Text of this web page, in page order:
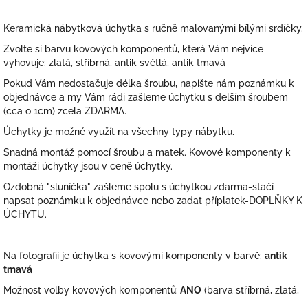
Keramická nábytková úchytka s ručně malovanými bílými srdíčky.
Zvolte si barvu kovových komponentů, která Vám nejvíce
vyhovuje: zlatá, stříbrná, antik světlá, antik tmavá
Pokud Vám nedostačuje délka šroubu, napište nám poznámku k
objednávce a my Vám rádi zašleme úchytku s delším šroubem
(cca o 1cm) zcela ZDARMA.
Úchytky je možné využít na všechny typy nábytku.
Snadná montáž pomocí šroubu a matek. Kovové komponenty k
montáži úchytky jsou v ceně úchytky.
Ozdobná "sluníčka" zašleme spolu s úchytkou zdarma-stačí
napsat poznámku k objednávce nebo zadat příplatek-DOPLŇKY K
ÚCHYTU.
Na fotografii je úchytka s kovovými komponenty v barvě: antik
tmavá
Možnost volby kovových komponentů: ANO (barva stříbrná, zlatá,